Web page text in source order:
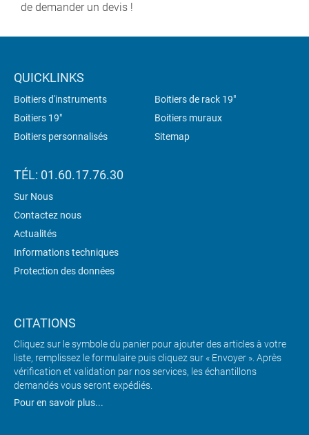
de demander un devis !
QUICKLINKS
Boitiers d'instruments
Boitiers de rack 19"
Boitiers 19"
Boitiers muraux
Boitiers personnalisés
Sitemap
TÉL: 01.60.17.76.30
Sur Nous
Contactez nous
Actualités
Informations techniques
Protection des données
CITATIONS
Cliquez sur le symbole du panier pour ajouter des articles à votre
liste, remplissez le formulaire puis cliquez sur « Envoyer ». Après
vérification et validation par nos services, les échantillons
demandés vous seront expédiés.
Pour en savoir plus...